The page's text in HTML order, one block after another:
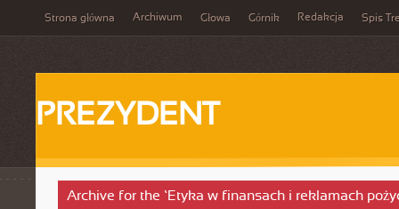
Strona główna Archiwum Głowa Górnik Redakcja Spis
PREZYDENT
Archive for the ‘Etyka w finansach i reklamach